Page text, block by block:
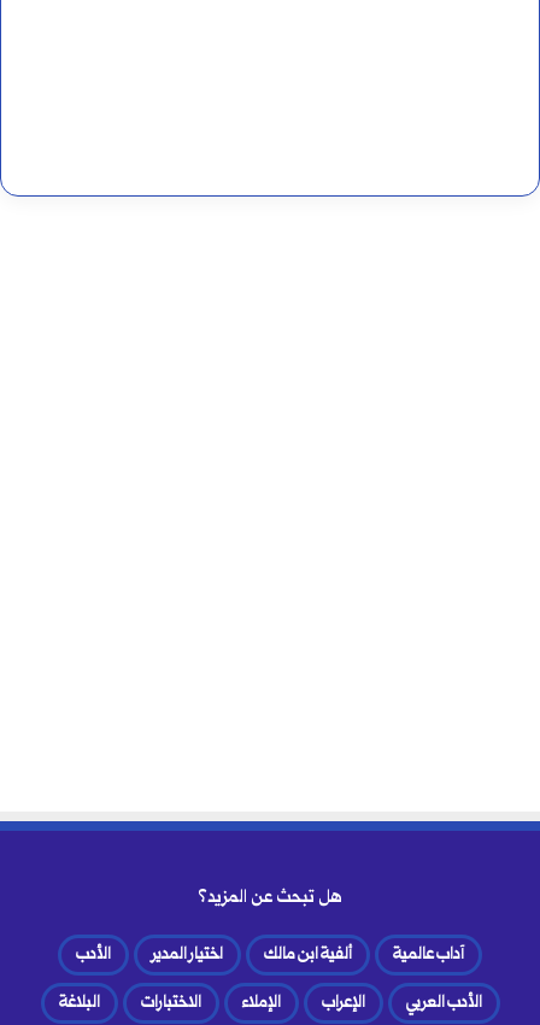
هل تبحث عن المزيد؟
آداب عالمية ألفية ابن مالك اختيار المدير
الأدب
الأدب العربي
الإعراب الإملاء الاختبارات
البلاغة